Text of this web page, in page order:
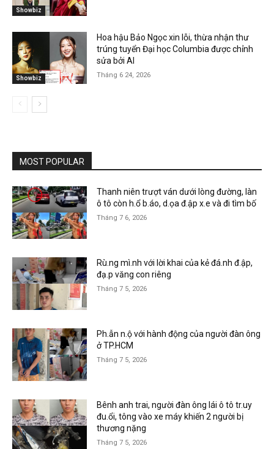
Showbiz
Showbiz
Hoa hậu Bảo Ngọc xin lỗi, thừa nhận thư
trúng tuyển Đại học Columbia được chỉnh
sửa bởi AI
Tháng 6 24, 2026
MOST POPULAR
Thanh niên trượt ván dưới lòng đường, làn
ô tô còn h.ổ b.áo, d.ọa đ.ập x.e và đi tìm bố
Tháng 7 6, 2026
Rù.ng mì.nh với lời khai của kẻ đá.nh đ.ập,
đạ.p văng con riêng
Tháng 7 5, 2026
Ph.ẫn n.ộ với hành động của người đàn ông
ở TP.HCM
Tháng 7 5, 2026
Bênh anh trai, người đàn ông lái ô tô tr.uy
đu.ổi, tông vào xe máy khiến 2 người bị
thương nặng
Tháng 7 5, 2026